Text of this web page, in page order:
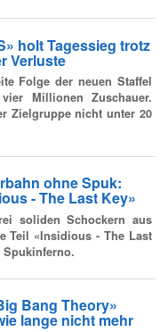
holt Tagessieg trotz
Verluste
Folge der neuen Staffel
Millionen Zuschauer.
Zielgruppe nicht unter 20
ohne Spuk:
- The Last Key»
soliden Schockern aus
Teil «Insidious - The Last
Bang Theory»
lange nicht mehr